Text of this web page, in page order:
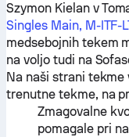
Szymon Kielanv
Singles Main, M-ITF-
medsebojnih tekem
na voljo tudi na
Na naši strani
trenutne tekme, na
Zmagovalne
pomagale pri